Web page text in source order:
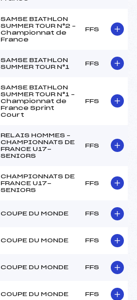
SAMSE BIATHLON
SUMMER TOUR N°2 –
Championnat de
France
FFS
SAMSE BIATHLON
SUMMER TOUR N°1
FFS
SAMSE BIATHLON
SUMMER TOUR N°1 –
Championnat de
France Sprint
Court
FFS
RELAIS HOMMES –
CHAMPIONNATS DE
FRANCE U17-
SENIORS
FFS
CHAMPIONNATS DE
FRANCE U17-
SENIORS
FFS
COUPE DU MONDE FFS
COUPE DU MONDE FFS
COUPE DU MONDE FFS
COUPE DU MONDE FFS